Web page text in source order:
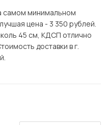
самом минимальном
цена - 3 350 рублей.
45 см, КДСП отлично
доставки в г.